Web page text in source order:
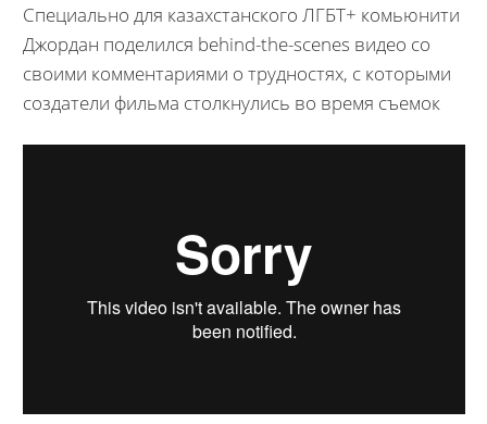
Специально для казахстанского ЛГБТ+ комьюнити
Джордан поделился behind-the-scenes видео со
своими комментариями о трудностях, с которыми
создатели фильма столкнулись во время съемок